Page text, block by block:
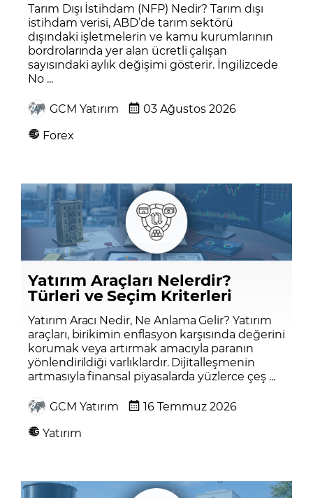
Tarım Dışı İstihdam (NFP) Nedir? Tarım dışı
istihdam verisi, ABD’de tarım sektörü
dışındaki işletmelerin ve kamu kurumlarının
bordrolarında yer alan ücretli çalışan
sayısındaki aylık değişimi gösterir. İngilizcede
No ...
GCM Yatırım
03 Ağustos 2026
Forex
Yatırım Araçları Nelerdir?
Türleri ve Seçim Kriterleri
Yatırım Aracı Nedir, Ne Anlama Gelir? Yatırım
araçları, birikimin enflasyon karşısında değerini
korumak veya artırmak amacıyla paranın
yönlendirildiği varlıklardır. Dijitalleşmenin
artmasıyla finansal piyasalarda yüzlerce çeş ...
GCM Yatırım
16 Temmuz 2026
Yatırım